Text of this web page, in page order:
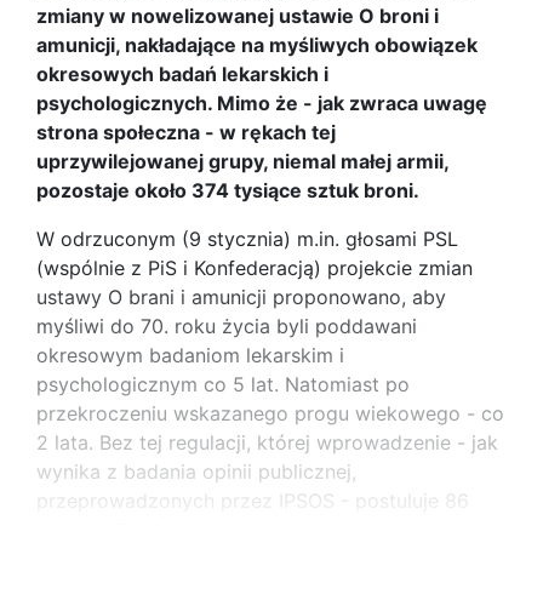
zmiany w nowelizowanej ustawie O broni i
amunicji, nakładające na myśliwych obowiązek
okresowych badań lekarskich i
psychologicznych. Mimo że - jak zwraca uwagę
strona społeczna - w rękach tej
uprzywilejowanej grupy, niemal małej armii,
pozostaje około 374 tysiące sztuk broni.
W odrzuconym (9 stycznia) m.in. głosami PSL
(wspólnie z PiS i Konfederacją) projekcie zmian
ustawy O brani i amunicji proponowano, aby
myśliwi do 70. roku życia byli poddawani
okresowym badaniom lekarskim i
psychologicznym co 5 lat. Natomiast po
przekroczeniu wskazanego progu wiekowego - co
2 lata. Bez tej regulacji, której wprowadzenie - jak
wynika z badania opinii publicznej,
przeprowadzonych przez IPSOS - postuluje 86